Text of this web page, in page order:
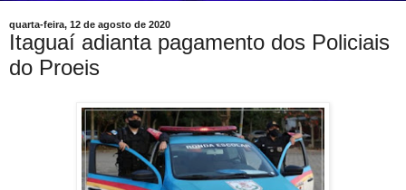
quarta-feira, 12 de agosto de 2020
Itaguaí adianta pagamento dos Policiais
do Proeis